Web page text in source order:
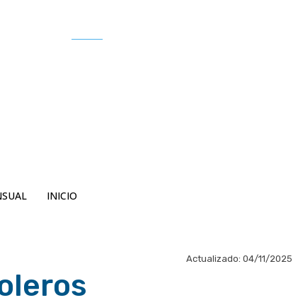
INICIO
Actualizado: 04/11/2025